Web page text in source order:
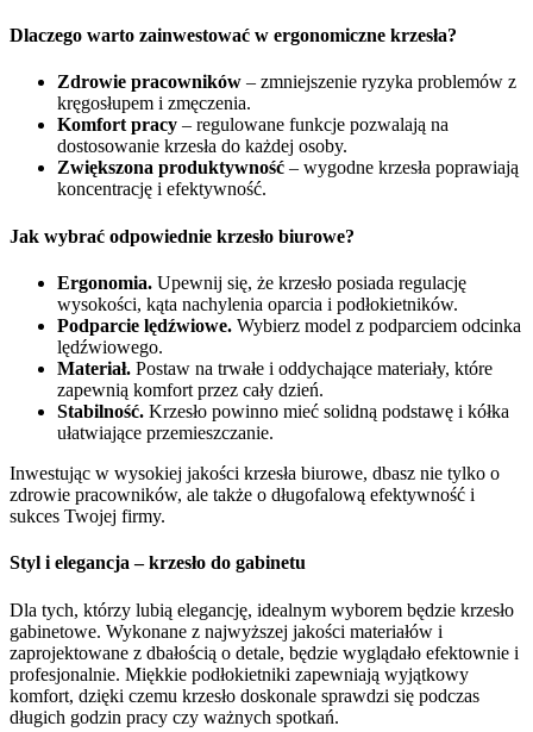
Dlaczego warto zainwestować w ergonomiczne krzesła?
Zdrowie pracowników – zmniejszenie ryzyka problemów z
kręgosłupem i zmęczenia.
Komfort pracy – regulowane funkcje pozwalają na
dostosowanie krzesła do każdej osoby.
Zwiększona produktywność – wygodne krzesła poprawiają
koncentrację i efektywność.
Jak wybrać odpowiednie krzesło biurowe?
Ergonomia. Upewnij się, że krzesło posiada regulację
wysokości, kąta nachylenia oparcia i podłokietników.
Podparcie lędźwiowe. Wybierz model z podparciem odcinka
lędźwiowego.
Materiał. Postaw na trwałe i oddychające materiały, które
zapewnią komfort przez cały dzień.
Stabilność. Krzesło powinno mieć solidną podstawę i kółka
ułatwiające przemieszczanie.
Inwestując w wysokiej jakości krzesła biurowe, dbasz nie tylko o
zdrowie pracowników, ale także o długofalową efektywność i
sukces Twojej firmy.
Styl i elegancja – krzesło do gabinetu
Dla tych, którzy lubią elegancję, idealnym wyborem będzie krzesło
gabinetowe. Wykonane z najwyższej jakości materiałów i
zaprojektowane z dbałością o detale, będzie wyglądało efektownie i
profesjonalnie. Miękkie podłokietniki zapewniają wyjątkowy
komfort, dzięki czemu krzesło doskonale sprawdzi się podczas
długich godzin pracy czy ważnych spotkań.